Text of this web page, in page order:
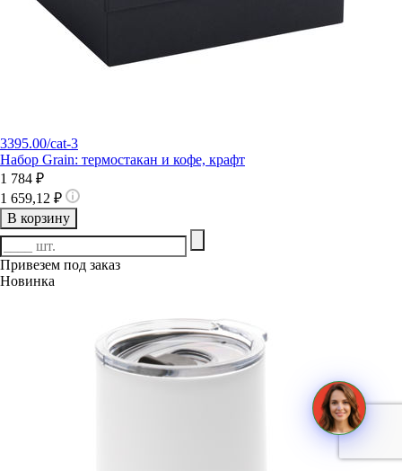
3395.00/cat-3
Набор Grain: термостакан и кофе, крафт
1 784 ₽
1 659,12 ₽
В корзину
Привезем под заказ
Новинка